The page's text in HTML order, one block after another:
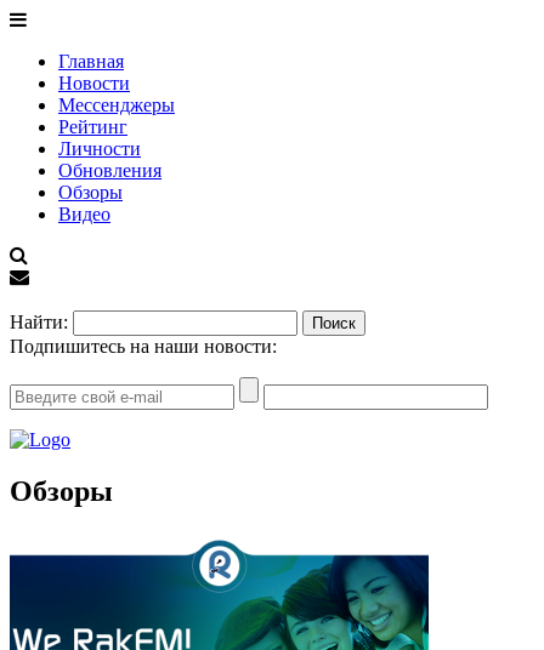
Главная
Новости
Мессенджеры
Рейтинг
Личности
Обновления
Обзоры
Видео
Найти:
Подпишитесь на наши новости:
Обзоры